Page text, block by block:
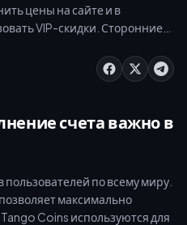
цены на сайте и в
VIP-скидки. Сторонние
за доллар по сравнению со
баланс во время
аккаунта, чтобы получить
уровень VIP-значка.
счета важно в
по всему миру.
максимально
Coins используются для